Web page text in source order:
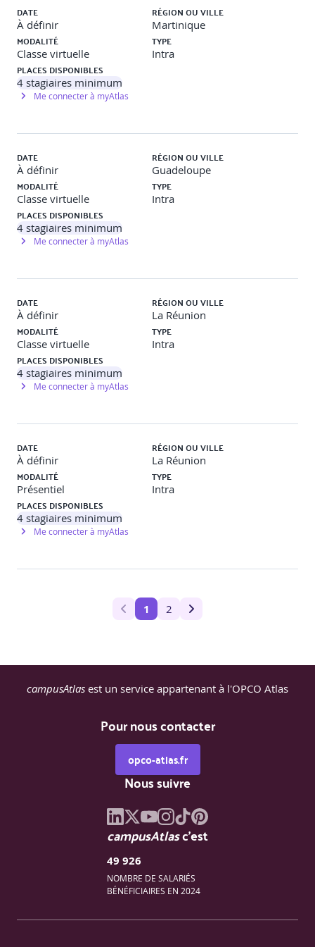
contexte hybride, métaphore des 7 nains en mode
hybride.
DATE
À définir
RÉGION OU VILLE
Martinique
MODALITÉ
Classe virtuelle
TYPE
Intra
PLACES DISPONIBLES
4 stagiaires minimum
Me connecter à myAtlas
DATE
À définir
RÉGION OU VILLE
Guadeloupe
MODALITÉ
Classe virtuelle
TYPE
Intra
PLACES DISPONIBLES
4 stagiaires minimum
Me connecter à myAtlas
DATE
À définir
RÉGION OU VILLE
La Réunion
MODALITÉ
Classe virtuelle
TYPE
Intra
PLACES DISPONIBLES
4 stagiaires minimum
Me connecter à myAtlas
DATE
À définir
RÉGION OU VILLE
La Réunion
MODALITÉ
Présentiel
TYPE
Intra
PLACES DISPONIBLES
4 stagiaires minimum
Me connecter à myAtlas
1 2
campusAtlas est un service appartenant à l'OPCO Atlas
Pour nous contacter
opco-atlas.fr
Nous suivre
campusAtlasc'est
49 926
NOMBRE DE SALARIÉS
BÉNÉFICIAIRES EN 2024